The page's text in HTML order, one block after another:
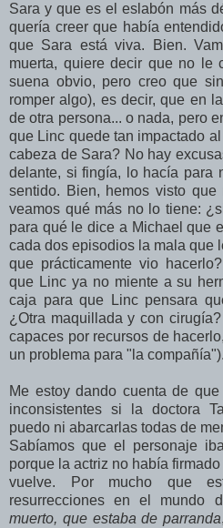
Sara y que es el eslabón más
quería creer que había
que Sara está viva. Bien.
muerta, quiere decir que no le
suena obvio, pero creo que
romper algo), es decir, que en
de otra persona... o nada, pero
que Linc quede tan impactado
cabeza de Sara? No hay
delante, si fingía, lo hacía para
sentido. Bien, hemos visto
veamos qué más no lo tiene:
para qué le dice a Michael que
cada dos episodios la mala que
que prácticamente vio
que Linc ya no miente a su
caja para que Linc pensara
¿Otra maquillada y con
capaces por recursos de
un problema para "la compañía").
Me estoy dando cuenta de
inconsistentes si la doctora
puedo ni abarcarlas todas de
Sabíamos que el personaje
porque la actriz no había
vuelve. Por mucho que
resurrecciones en el mundo
muerto, que estaba de parranda